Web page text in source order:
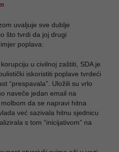
uvaljuje sve dublje
što tvrdi da joj drugi
poplava:
u civilnoj zaštiti, SDA je
iskoristiti poplave tvrdeći
“prespavala”. Uložili su vrlo
naveče jedan email na
da se napravi hitna
već sazivala hitnu sjednicu
s tom “inicijativom” na